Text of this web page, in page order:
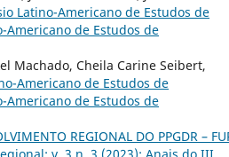
Latino-Americano de Estudos de
Americano de Estudos de
Machado, Cheila Carine Seibert,
Americano de Estudos de
Americano de Estudos de
REGIONAL DO PPGDR –